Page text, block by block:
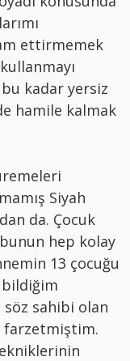
ettirmemek
kadar yersiz
hamile kalmak
Siyah
da. Çocuk
hep kolay
13 çocuğu
bildiğim
sahibi olan
farzetmiştim.